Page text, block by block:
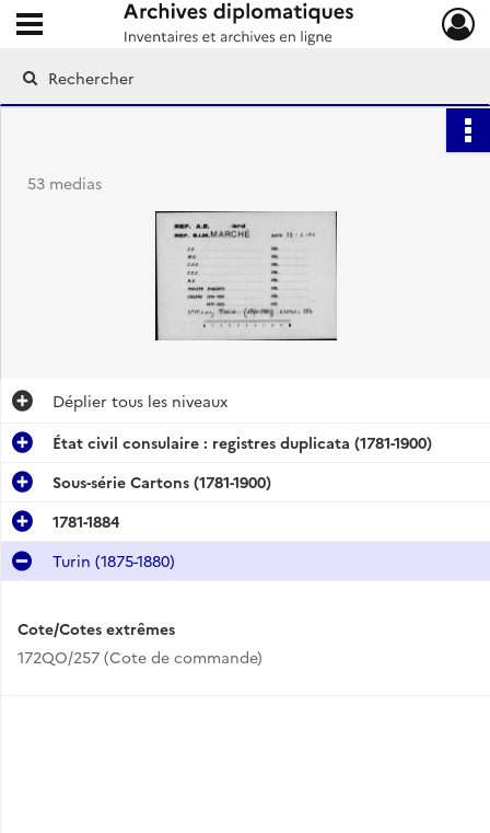
Archives diplomatiques
Ouvrir le menu déroulant
53 medias
Déplier tous les niveaux
État civil consulaire : registres duplicata (1781-1900)
Sous-série Cartons (1781-1900)
1781-1884
Turin (1875-1880)
Cote/Cotes extrêmes
172QO/257 (Cote de commande)